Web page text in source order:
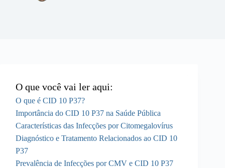
O que você vai ler aqui:
O que é CID 10 P37?
Importância do CID 10 P37 na Saúde Pública
Características das Infecções por Citomegalovírus
Diagnóstico e Tratamento Relacionados ao CID 10
P37
Prevalência de Infecções por CMV e CID 10 P37